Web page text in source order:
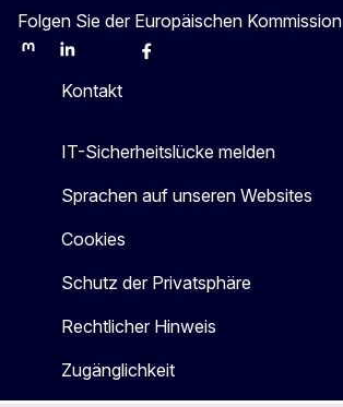
Folgen Sie der Europäischen Kommission
MastodonLinkedInBlueskyFacebook
Kontakt
IT-Sicherheitslücke melden
Sprachen auf unseren Websites
Cookies
Schutz der Privatsphäre
Rechtlicher Hinweis
Zugänglichkeit